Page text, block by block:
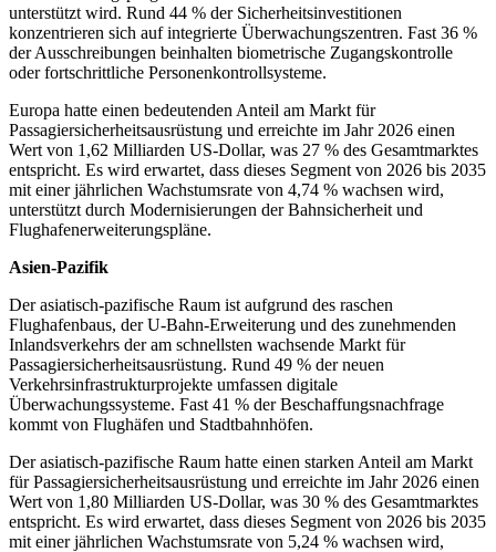
unterstützt wird. Rund 44 % der Sicherheitsinvestitionen
konzentrieren sich auf integrierte Überwachungszentren. Fast 36 %
der Ausschreibungen beinhalten biometrische Zugangskontrolle
oder fortschrittliche Personenkontrollsysteme.
Europa hatte einen bedeutenden Anteil am Markt für
Passagiersicherheitsausrüstung und erreichte im Jahr 2026 einen
Wert von 1,62 Milliarden US-Dollar, was 27 % des Gesamtmarktes
entspricht. Es wird erwartet, dass dieses Segment von 2026 bis 2035
mit einer jährlichen Wachstumsrate von 4,74 % wachsen wird,
unterstützt durch Modernisierungen der Bahnsicherheit und
Flughafenerweiterungspläne.
Asien-Pazifik
Der asiatisch-pazifische Raum ist aufgrund des raschen
Flughafenbaus, der U-Bahn-Erweiterung und des zunehmenden
Inlandsverkehrs der am schnellsten wachsende Markt für
Passagiersicherheitsausrüstung. Rund 49 % der neuen
Verkehrsinfrastrukturprojekte umfassen digitale
Überwachungssysteme. Fast 41 % der Beschaffungsnachfrage
kommt von Flughäfen und Stadtbahnhöfen.
Der asiatisch-pazifische Raum hatte einen starken Anteil am Markt
für Passagiersicherheitsausrüstung und erreichte im Jahr 2026 einen
Wert von 1,80 Milliarden US-Dollar, was 30 % des Gesamtmarktes
entspricht. Es wird erwartet, dass dieses Segment von 2026 bis 2035
mit einer jährlichen Wachstumsrate von 5,24 % wachsen wird,